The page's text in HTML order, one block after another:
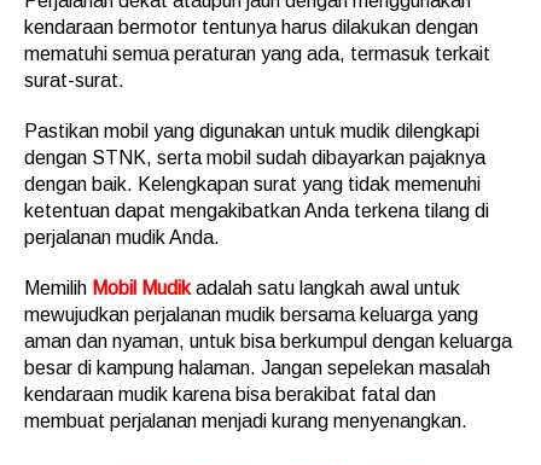
kendaraan bermotor tentunya harus dilakukan dengan
mematuhi semua peraturan yang ada, termasuk terkait
surat-surat.
Pastikan mobil yang digunakan untuk mudik dilengkapi
dengan STNK, serta mobil sudah dibayarkan pajaknya
dengan baik. Kelengkapan surat yang tidak memenuhi
ketentuan dapat mengakibatkan Anda terkena tilang di
perjalanan mudik Anda.
Memilih Mobil Mudikadalah satu langkah awal untuk
mewujudkan perjalanan mudik bersama keluarga yang
aman dan nyaman, untuk bisa berkumpul dengan keluarga
besar di kampung halaman. Jangan sepelekan masalah
kendaraan mudik karena bisa berakibat fatal dan
membuat perjalanan menjadi kurang menyenangkan.